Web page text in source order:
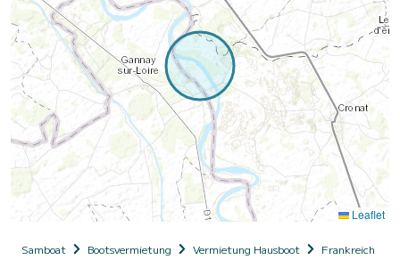
Leaflet
Samboat Bootsvermietung Vermietung Hausboot Frankreich